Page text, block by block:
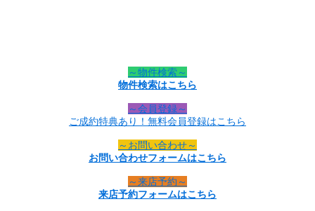
～物件検索～
物件検索はこちら
～会員登録～
ご成約特典あり！無料会員登録はこちら
～お問い合わせ～
お問い合わせフォームはこちら
～来店予約～
来店予約フォームはこちら